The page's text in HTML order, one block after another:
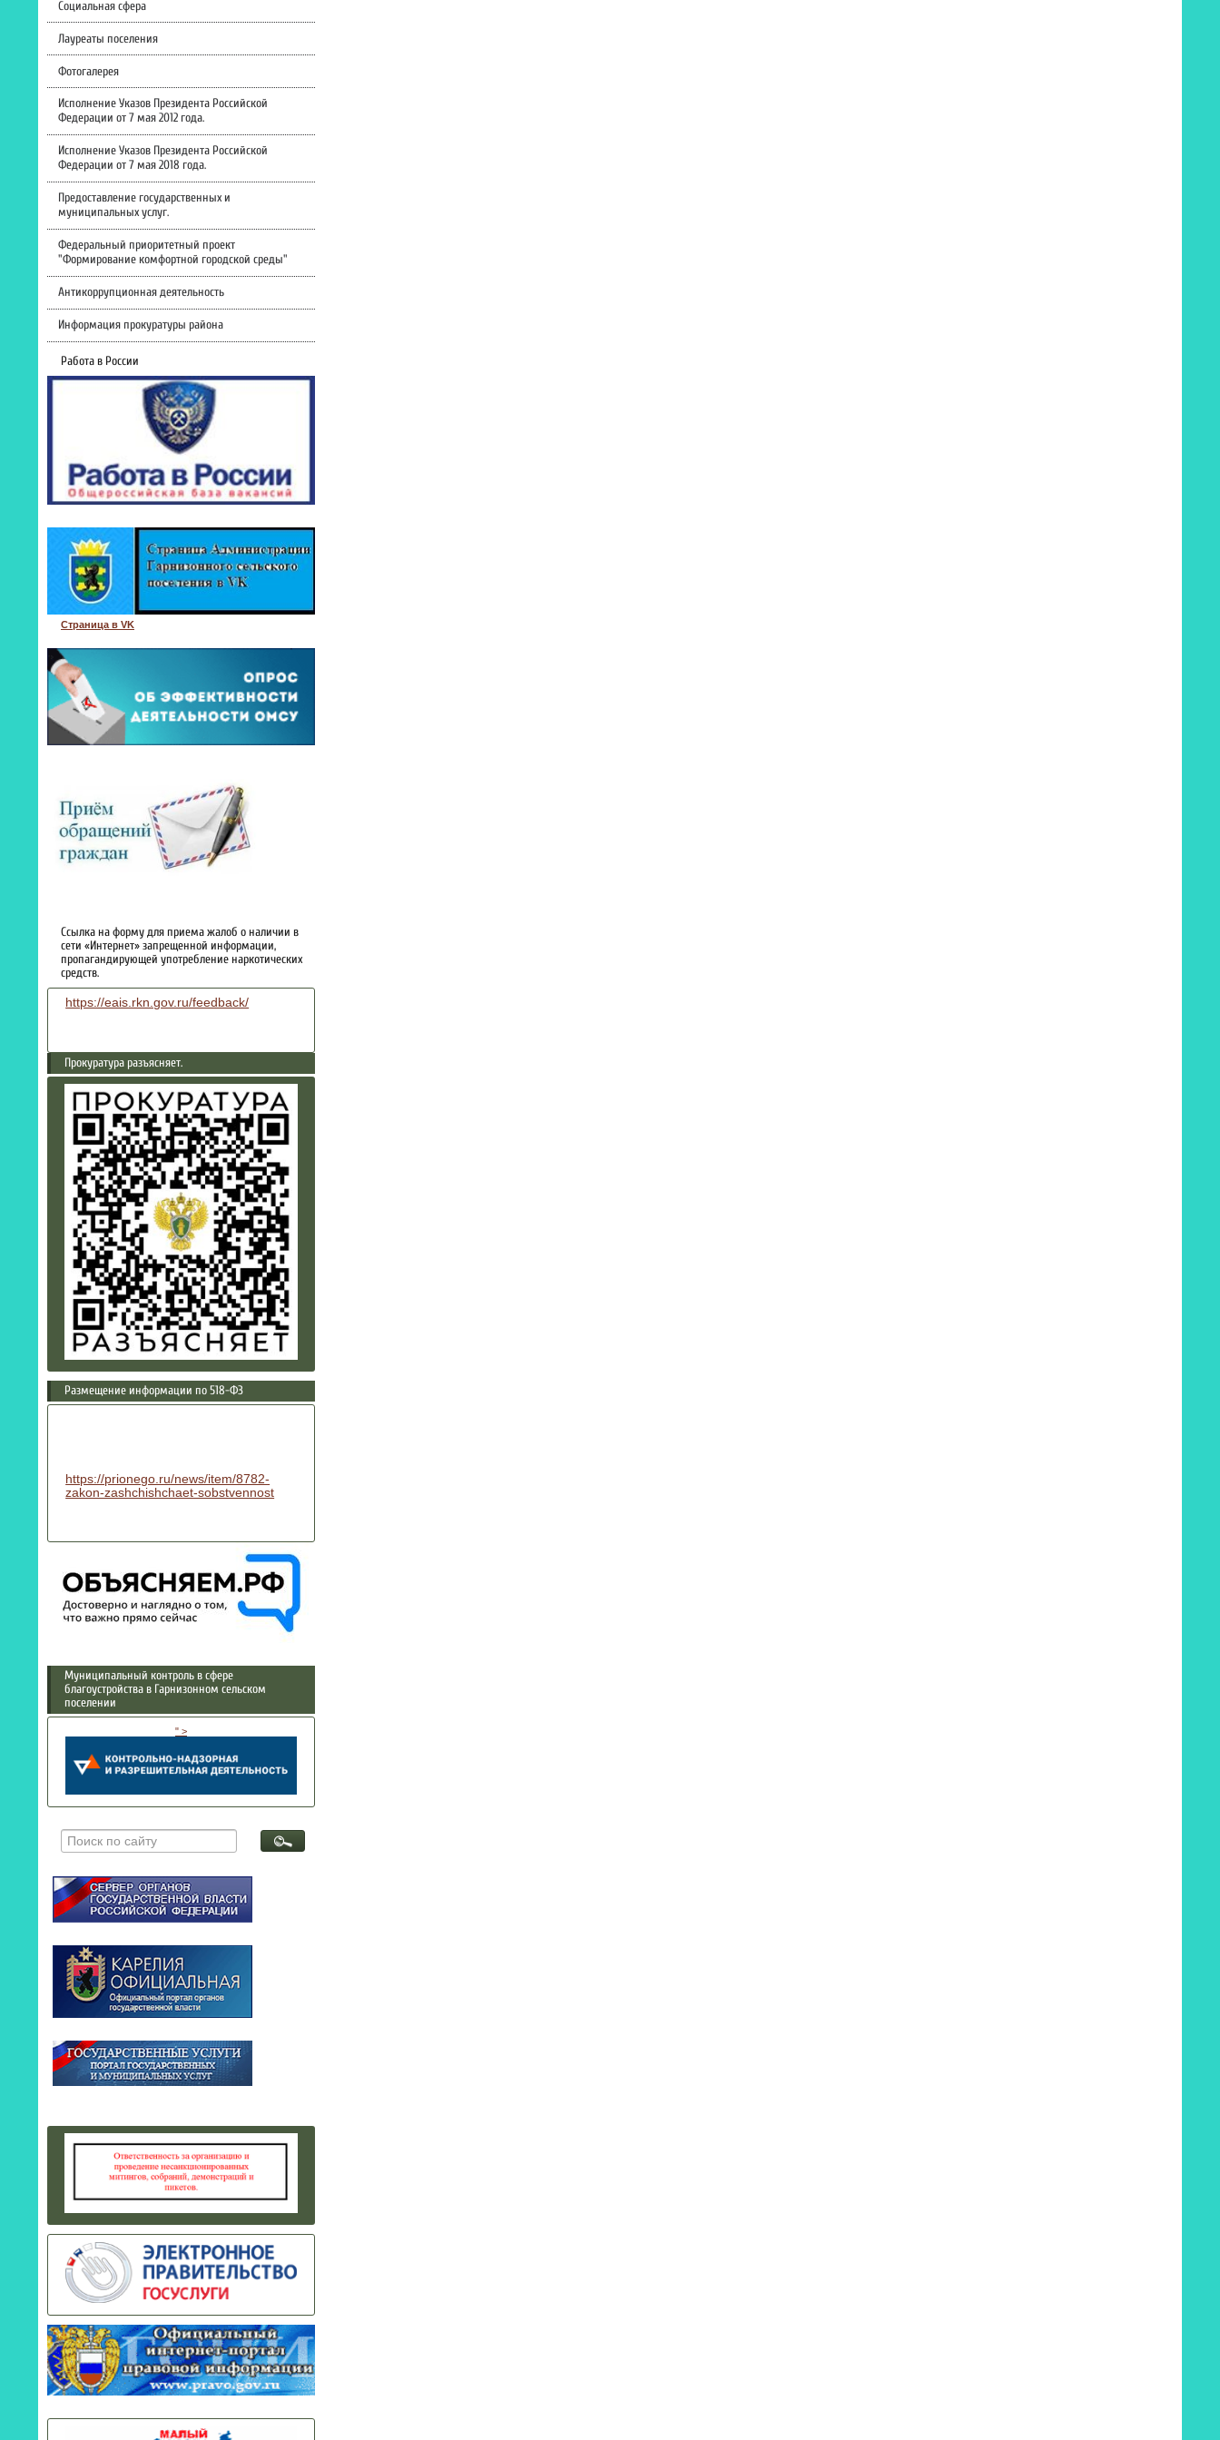
Социальная сфера
Лауреаты поселения
Фотогалерея
Исполнение Указов Президента Российской
Федерации от 7 мая 2012 года.
Исполнение Указов Президента Российской
Федерации от 7 мая 2018 года.
Предоставление государственных и
муниципальных услуг.
Федеральный приоритетный проект
"Формирование комфортной городской среды"
Антикоррупционная деятельность
Информация прокуратуры района
Работа в России
Страница в VK
Ссылка на форму для приема жалоб о наличии в
сети «Интернет» запрещенной информации,
пропагандирующей употребление наркотических
средств.
https://eais.rkn.gov.ru/feedback/
Прокуратура разъясняет.
Размещение информации по 518-ФЗ
https://prionego.ru/news/item/8782-
zakon-zashchishchaet-sobstvennost
Муниципальный контроль в сфере
благоустройства в Гарнизонном сельском
поселении
" >